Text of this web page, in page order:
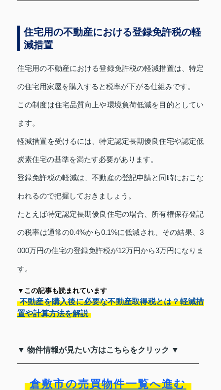
住宅用の不動産における登録免許税の軽
減措置
住宅用の不動産における登録免許税の軽減措置は、特定
の住宅用家屋を購入すると税率が下がる仕組みです。
この制度は住宅品質向上や環境負荷低減を目的としてい
ます。
軽減措置を受けるには、特定認定長期優良住宅や認定低
炭素住宅の基準を満たす必要があります。
登録免許税の軽減は、不動産の登記申請と同時におこな
われるので把握しておきましょう。
たとえば特定認定長期優良住宅の場合、所有権保存登記
の税率は通常の0.4%から0.1%に低減され、その結果、3
000万円の住宅の登録免許税が12万円から3万円になりま
す。
▼この記事も読まれています
不動産を購入後に必要な不動産取得税とは？軽減措
置や計算方法を解説
▼ 物件情報が見たい方はこちらをクリック ▼
倉敷市の売買物件一覧へ進む